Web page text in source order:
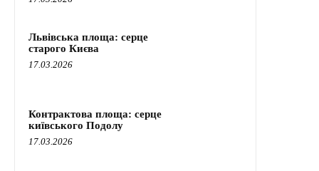
Львівська площа: серце
старого Києва
17.03.2026
Контрактова площа: серце
київського Подолу
17.03.2026